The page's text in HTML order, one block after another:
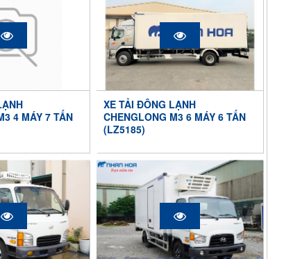
4 MÁY 7 TẤN
XE TẢI ĐÔNG LẠNH
CHENGLONG M3 6 MÁY 6 TẤN
(LZ5185)